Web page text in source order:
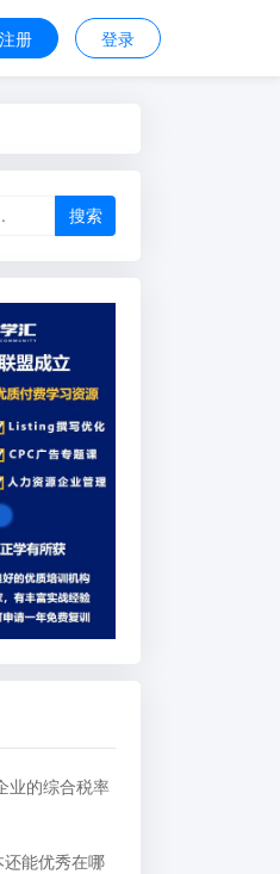
注册 登录
搜索
业的综合税率
能优秀在哪